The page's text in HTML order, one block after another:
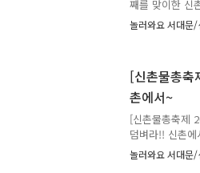
전 - ..
째를 맞이한 신
ㅠ 먼저 '신촌
열정적인 여러
먼스 현장입니
컨셉으로 찾아
은 셀럽들도 함
놀러와요 서대문/
[신촌물총축
촌에서~
[신촌물총축제
덤벼라!! 신촌
다리고 기다리
연세로에서 열
놀러와요 서대문/